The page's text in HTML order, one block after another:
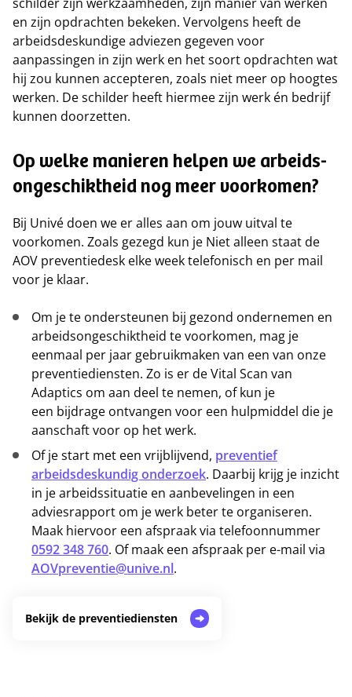
en zijn opdrachten bekeken. Vervolgens heeft de
arbeidsdeskundige adviezen gegeven voor
aanpassingen in zijn werk en het soort opdrachten wat
hij zou kunnen accepteren, zoals niet meer op hoogtes
werken. De schilder heeft hiermee zijn werk én bedrijf
kunnen doorzetten.
Op welke manieren helpen we arbeids­
ongeschikt­heid nog meer voorkomen?
Bij Univé doen we er alles aan om jouw uitval te
voorkomen. Zoals gezegd kun je Niet alleen staat de
AOV preventiedesk elke week telefonisch en per mail
voor je klaar.
Om je te ondersteunen bij gezond ondernemen en
arbeidsongeschiktheid te voorkomen, mag je
eenmaal per jaar gebruikmaken van een van onze
preventiediensten. Zo is er de Vital Scan van
Adaptics om aan deel te nemen, of kun je
een bijdrage ontvangen voor een hulpmiddel die je
aanschaft voor op het werk.
Of je start met een vrijblijvend, preventief
arbeidsdeskundig onderzoek. Daarbij krijg je inzicht
in je arbeidssituatie en aanbevelingen in een
adviesrapport om je werk beter te organiseren.
Maak hiervoor een afspraak via telefoonnummer
0592 348 760. Of maak een afspraak per e-mail via
AOVpreventie@unive.nl.
Bekijk de preventiediensten